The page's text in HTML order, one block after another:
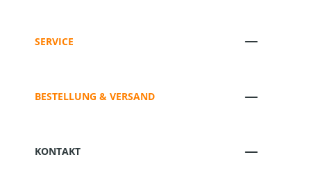
SERVICE
BESTELLUNG & VERSAND
KONTAKT